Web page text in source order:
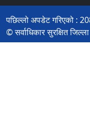
पछिल्लो अपडेट गरिएको :
© सर्वाधिकार सुरक्षित